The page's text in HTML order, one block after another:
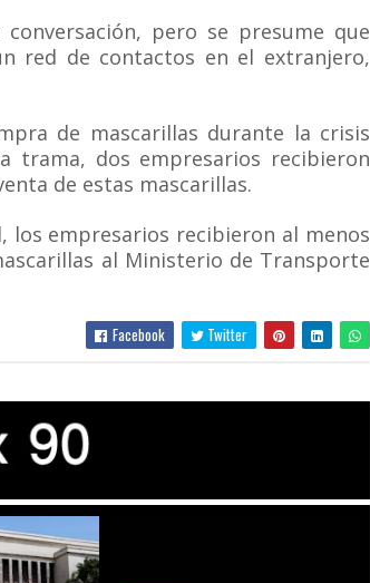
pero se presume que
red de contactos en el extranjero,
de mascarillas durante la crisis
trama, dos empresarios recibieron
de estas mascarillas.
los empresarios recibieron al menos
al Ministerio de Transporte
Facebook Twitter